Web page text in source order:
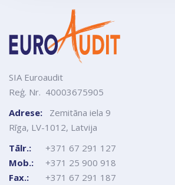
SIA Euroaudit
Reģ. Nr. 40003675905
Adrese: Zemitāna iela 9
Rīga, LV-1012, Latvija
Tālr.: +371 67 291 127
Mob.: +371 25 900 918
Fax.: +371 67 291 187